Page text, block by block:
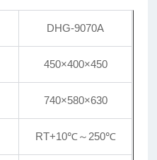
DHG-9070A
450×400×450
740×580×630
RT+10℃～250℃